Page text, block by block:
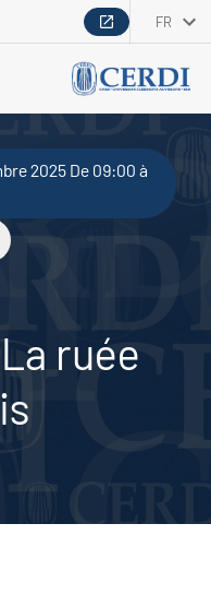
FR
2025 De 09:00 à
ruée